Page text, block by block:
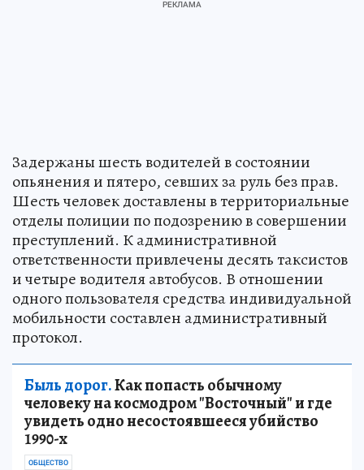
Задержаны шесть водителей в состоянии
опьянения и пятеро, севших за руль без прав.
Шесть человек доставлены в территориальные
отделы полиции по подозрению в совершении
преступлений. К административной
ответственности привлечены десять таксистов
и четыре водителя автобусов. В отношении
одного пользователя средства индивидуальной
мобильности составлен административный
протокол.
Быль дорог.Как попасть обычному
человеку на космодром "Восточный" и где
увидеть одно несостоявшееся убийство
1990-х
ОБЩЕСТВО